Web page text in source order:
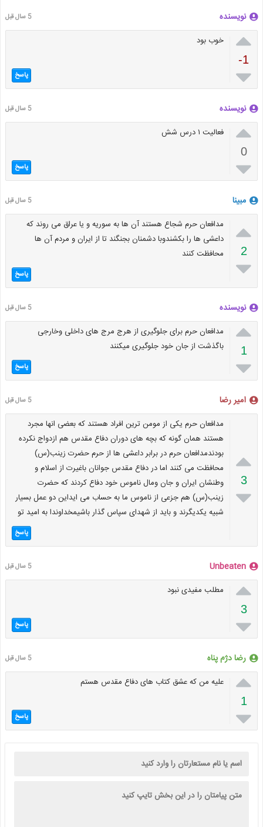
نویسنده 5 سال قبل

-1

خوب بود
پاسخ
نویسنده 5 سال قبل

0

فعالیت ۱ درس شش
پاسخ
مبینا 5 سال قبل

2

مدافعان حرم شجاع هستند آن ها به سوریه و یا عراق می روند که
داعشی ها را بکشندوبا دشمنان بجنگند تا از ایران و مردم آن ها
محافظت کنند
پاسخ
نویسنده 5 سال قبل

1

مدافعان حرم برای جلوگیری از هرج مرج های داخلی وخارجی
باگذشت از جان خود جلوگیری میکنند
پاسخ
امیر رضا 5 سال قبل

3

مدافعان حرم یکی از مومن ترین افراد هستند که بعضی انها مجرد
هستند همان گونه که بچه های دوران دفاع مقدس هم ازدواج نکرده
بودندمدافعان حرم در برابر داعشی ها از حرم حضرت زینب(س)
محافظت می کنند اما در دفاع مقدس جوانان باغیرت از اسلام و
وطنشان ایران و جان ومال ناموس خود دفاع کردند که حضرت
زینب(س) هم جزعی از ناموس ما به حساب می ایداین دو عمل بسیار
شبیه یکدیگرند و باید از شهدای سپاس گذار باشیمخداوندا به امید تو
پاسخ
Unbeaten 5 سال قبل

3

مطلب مفیدی نبود
پاسخ
رضا دژم پناه 5 سال قبل

1

علیه من که عشق کتاب های دفاع مقدس هستم
پاسخ